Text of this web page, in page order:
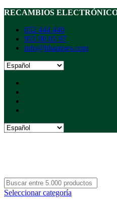
RECAMBIOS
652 444 440
955 98 65 97
info@hbautoes.com
Seleccionar categoría